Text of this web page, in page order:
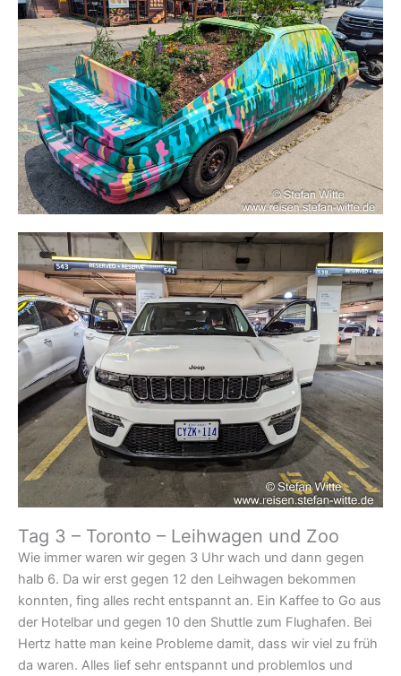
Tag 3 – Toronto – Leihwagen und Zoo
Wie immer waren wir gegen 3 Uhr wach und dann gegen
halb 6. Da wir erst gegen 12 den Leihwagen bekommen
konnten, fing alles recht entspannt an. Ein Kaffee to Go aus
der Hotelbar und gegen 10 den Shuttle zum Flughafen. Bei
Hertz hatte man keine Probleme damit, dass wir viel zu früh
da waren. Alles lief sehr entspannt und problemlos und